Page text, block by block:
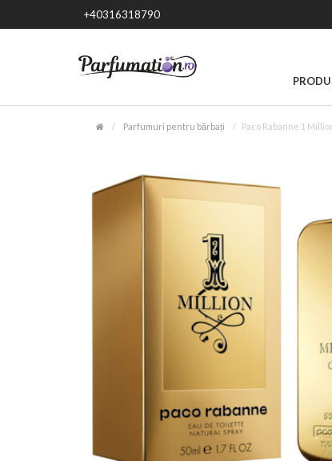
+40316318790
Parfumuri pentru bărbați Paco Rabanne 1